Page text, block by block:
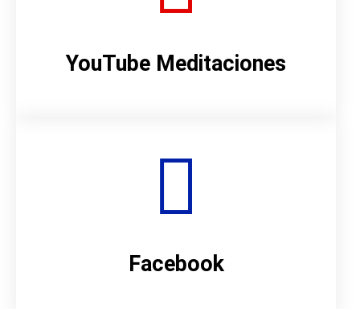
YouTube Meditaciones
Facebook